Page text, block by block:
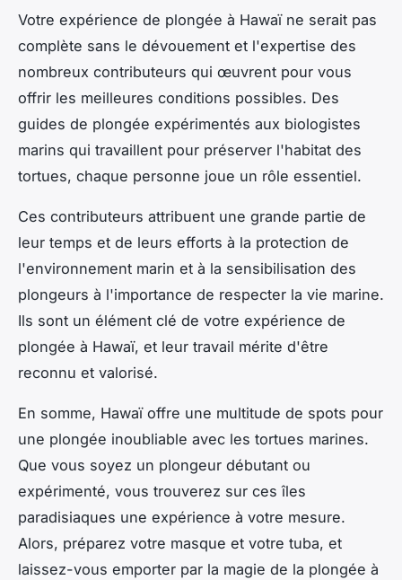
Votre expérience de plongée à Hawaï ne serait pas
complète sans le dévouement et l'expertise des
nombreux contributeurs qui œuvrent pour vous
offrir les meilleures conditions possibles. Des
guides de plongée expérimentés aux biologistes
marins qui travaillent pour préserver l'habitat des
tortues, chaque personne joue un rôle essentiel.
Ces contributeurs attribuent une grande partie de
leur temps et de leurs efforts à la protection de
l'environnement marin et à la sensibilisation des
plongeurs à l'importance de respecter la vie marine.
Ils sont un élément clé de votre expérience de
plongée à Hawaï, et leur travail mérite d'être
reconnu et valorisé.
En somme, Hawaï offre une multitude de spots pour
une plongée inoubliable avec les tortues marines.
Que vous soyez un plongeur débutant ou
expérimenté, vous trouverez sur ces îles
paradisiaques une expérience à votre mesure.
Alors, préparez votre masque et votre tuba, et
laissez-vous emporter par la magie de la plongée à